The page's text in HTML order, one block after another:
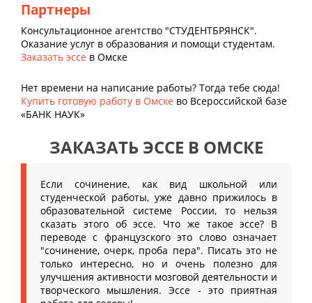
Партнеры
Консультационное агентство "СТУДЕНТБРЯНСК".
Оказание услуг в образования и помощи студентам.
Заказать эссе в Омске
Нет времени на написание работы? Тогда тебе сюда!
Купить готовую работу в Омске во Всероссийской базе
«БАНК НАУК»
ЗАКАЗАТЬ ЭССЕ В ОМСКЕ
Если сочинение, как вид школьной или
студенческой работы, уже давно прижилось в
образовательной системе России, то нельзя
сказать этого об эссе. Что же такое эссе? В
переводе с французского это слово означает
"сочинение, очерк, проба пера". Писать это не
только интересно, но и очень полезно для
улучшения активности мозговой деятельности и
творческого мышления. Эссе - это приятная